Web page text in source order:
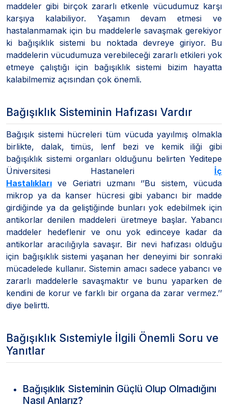
maddeler gibi birçok zararlı etkenle vücudumuz karşı
karşıya kalabiliyor. Yaşamın devam etmesi ve
hastalanmamak için bu maddelerle savaşmak gerekiyor
ki bağışıklık sistemi bu noktada devreye giriyor. Bu
maddelerin vücudumuza verebileceği zararlı etkileri yok
etmeye çalıştığı için bağışıklık sistemi bizim hayatta
kalabilmemiz açısından çok önemli.
Bağışıklık Sisteminin Hafızası Vardır
Bağışık sistemi hücreleri tüm vücuda yayılmış olmakla
birlikte, dalak, timüs, lenf bezi ve kemik iliği gibi
bağışıklık sistemi organları olduğunu belirten Yeditepe
Üniversitesi Hastaneleri İç
Hastalıkları ve Geriatri uzmanı ‘’Bu sistem, vücuda
mikrop ya da kanser hücresi gibi yabancı bir madde
girdiğinde ya da geliştiğinde bunları yok edebilmek için
antikorlar denilen maddeleri üretmeye başlar. Yabancı
maddeler hedeflenir ve onu yok edinceye kadar da
antikorlar aracılığıyla savaşır. Bir nevi hafızası olduğu
için bağışıklık sistemi yaşanan her deneyimi bir sonraki
mücadelede kullanır. Sistemin amacı sadece yabancı ve
zararlı maddelerle savaşmaktır ve bunu yaparken de
kendini de korur ve farklı bir organa da zarar vermez.’’
diye belirtti.
Bağışıklık Sıstemiyle İlgili Önemli Soru ve
Yanıtlar
Bağışıklık Sisteminin Güçlü Olup Olmadığını
Nasıl Anlarız?